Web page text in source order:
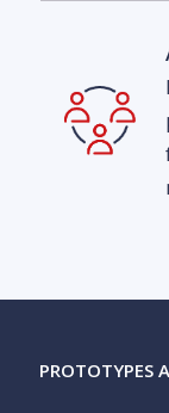
PROTOTYPES